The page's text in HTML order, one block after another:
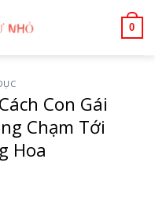
0
Con Gái
Chạm Tới
Hoa